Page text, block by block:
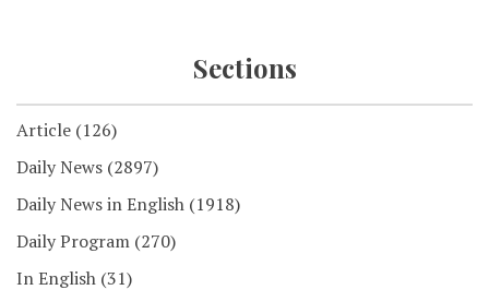
Sections
Article (126)
Daily News (2897)
Daily News in English (1918)
Daily Program (270)
In English (31)